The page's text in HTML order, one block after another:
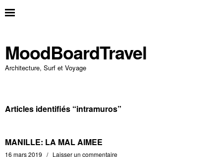
MoodBoardTravel
Architecture, Surf et Voyage
Articles identifiés “intramuros”
MANILLE: LA MAL AIMEE
16 mars 2019 Laisser un commentaire